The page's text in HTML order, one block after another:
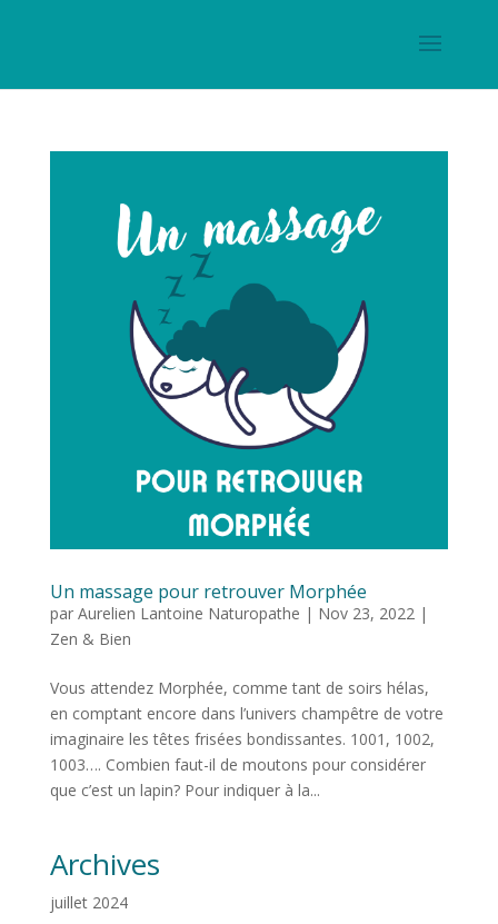
Un massage pour retrouver Morphée
par Aurelien Lantoine Naturopathe | Nov 23, 2022|
Zen & Bien
Vous attendez Morphée, comme tant de soirs hélas,
en comptant encore dans l’univers champêtre de votre
imaginaire les têtes frisées bondissantes. 1001, 1002,
1003…. Combien faut-il de moutons pour considérer
que c’est un lapin? Pour indiquer à la...
Archives
juillet 2024